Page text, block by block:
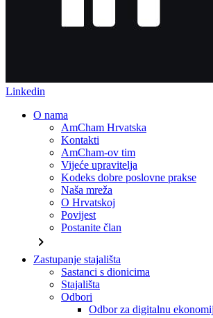
Linkedin
O nama
AmCham Hrvatska
Kontakti
AmCham-ov tim
Vijeće upravitelja
Kodeks dobre poslovne prakse
Naša mreža
O Hrvatskoj
Povijest
Postanite član
chevron_right
Zastupanje stajališta
Sastanci s dionicima
Stajališta
Odbori
Odbor za digitalnu